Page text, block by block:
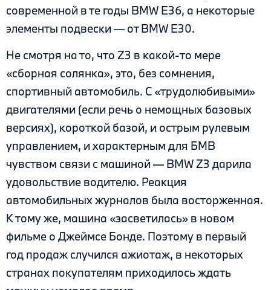
современной в те годы BMW E36, а некоторые
элементы подвески — от BMW Е30.
Не смотря на то, что Z3 в какой-то мере
«сборная солянка», это, без сомнения,
спортивный автомобиль. С «трудолюбивыми»
двигателями (если речь о немощных базовых
версиях), короткой базой, и острым рулевым
управлением, и характерным для БМВ
чувством связи с машиной — BMW Z3 дарила
удовольствие водителю. Реакция
автомобильных журналов была восторженная.
К тому же, машина «засветилась» в новом
фильме о Джеймсе Бонде. Поэтому в первый
год продаж случился ажиотаж, в некоторых
странах покупателям приходилось ждать